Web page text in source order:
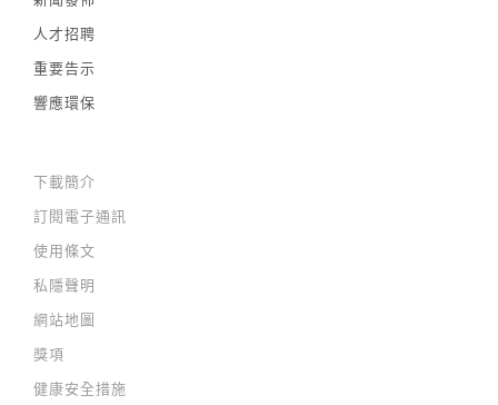
人才招聘
重要告示
響應環保
下載簡介
訂閱電子通訊
使用條文
私隱聲明
網站地圖
獎項
健康安全措施